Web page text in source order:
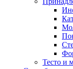
Тесто и